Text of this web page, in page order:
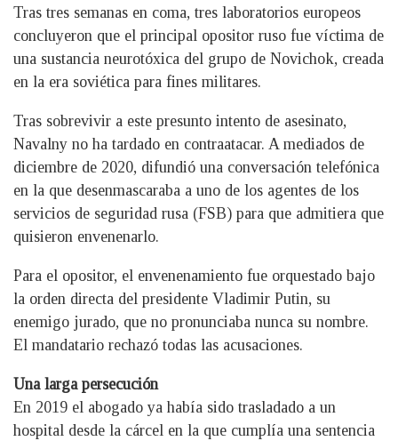
Tras tres semanas en coma, tres laboratorios europeos
concluyeron que el principal opositor ruso fue víctima de
una sustancia neurotóxica del grupo de Novichok, creada
en la era soviética para fines militares.
Tras sobrevivir a este presunto intento de asesinato,
Navalny no ha tardado en contraatacar. A mediados de
diciembre de 2020, difundió una conversación telefónica
en la que desenmascaraba a uno de los agentes de los
servicios de seguridad rusa (FSB) para que admitiera que
quisieron envenenarlo.
Para el opositor, el envenenamiento fue orquestado bajo
la orden directa del presidente Vladimir Putin, su
enemigo jurado, que no pronunciaba nunca su nombre.
El mandatario rechazó todas las acusaciones.
Una larga persecución
En 2019 el abogado ya había sido trasladado a un
hospital desde la cárcel en la que cumplía una sentencia